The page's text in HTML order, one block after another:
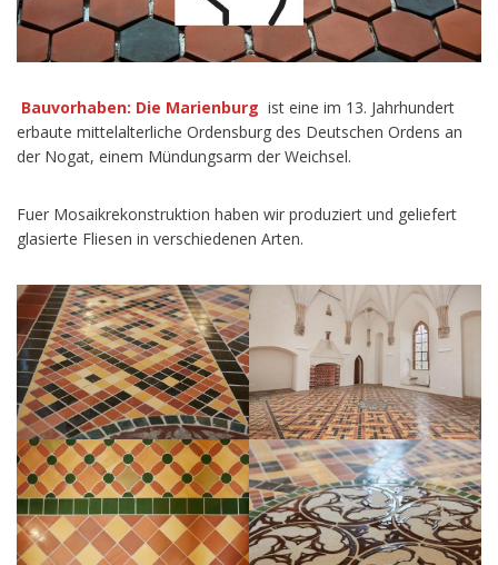
Bauvorhaben: Die Marienburg ist eine im 13. Jahrhundert
erbaute mittelalterliche Ordensburg des Deutschen Ordens an
der Nogat, einem Mündungsarm der Weichsel.
Fuer Mosaikrekonstruktion haben wir produziert und geliefert
glasierte Fliesen in verschiedenen Arten.